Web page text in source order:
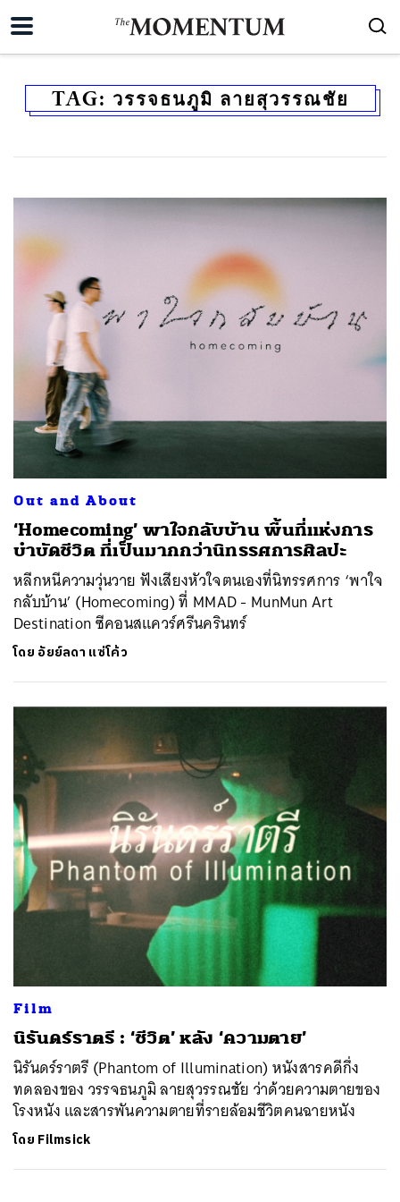
TAG: วรรจธนภูมิ ลายสุวรรณชัย
Out and About
‘Homecoming’ พาใจกลับบ้าน พื้นที่แห่งการ
บำบัดชีวิต ที่เป็นมากกว่านิทรรศการศิลปะ
หลีกหนีความวุ่นวาย ฟังเสียงหัวใจตนเองที่นิทรรศการ ‘พาใจ
กลับบ้าน’ (Homecoming) ที่ MMAD - MunMun Art
Destination ซีคอนสแควร์ศรีนครินทร์
โดย อัยย์ลดา แซ่โค้ว
Film
​นิรันดร์ราตรี : ‘ชีวิต’ หลัง ‘ความตาย’
นิรันดร์ราตรี (Phantom of Illumination) หนังสารคดีกึ่ง
ทดลองของ วรรจธนภูมิ ลายสุวรรณชัย ว่าด้วยความตายของ
โรงหนัง และสารพันความตายที่รายล้อมชีวิตคนฉายหนัง
โดย Filmsick
SHARE TWEET LINE EMAIL